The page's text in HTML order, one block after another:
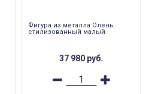
Фигура из металла Олень
стилизованный малый
37 980 руб.